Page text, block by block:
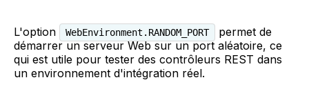
L'option WebEnvironment.RANDOM_PORT
permet de
démarrer un serveur Web sur un port aléatoire, ce
qui est utile pour tester des contrôleurs REST dans
un environnement d'intégration réel.